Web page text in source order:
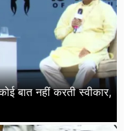
बात नहीं करती स्वीकार,